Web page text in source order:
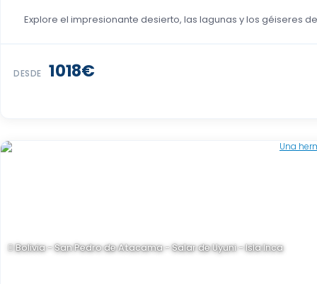
Explore el impresionante desierto, las lagunas y los géiseres
DESDE 1018€
Bolivia - San Pedro de Atacama - Salar de Uyuni - Isla Inca